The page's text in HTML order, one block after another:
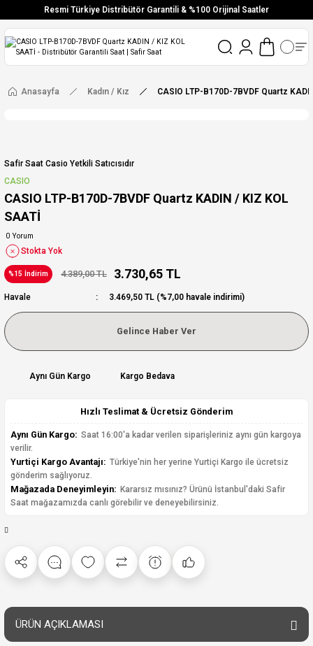
Resmi Türkiye Distribütör Garantili & %100 Orijinal Saatler
Vade Farksız 6 Taksit
Aynı Gün Stoktan Gönderim
Ücretsiz Kargo
Anasayfa Kadın / Kız CASIO LTP-B170D-7BVDF Quartz
Safir Saat Casio Yetkili Satıcısıdır
CASIO
CASIO LTP-B170D-7BVDF Quartz KADIN / KIZ KOL
SAATİ
0 Yorum
Stokta Yok
%15 İndirim 4.389,00 TL 3.730,65 TL
Havale 3.469,50 TL (%7,00 havale indirimi)
Gelince Haber Ver
Aynı Gün Kargo Kargo Bedava
Hızlı Teslimat & Ücretsiz Gönderim
Aynı Gün Kargo: Saat 16:00'a kadar verilen siparişleriniz aynı gün kargoya
verilir.
Yurtiçi Kargo Avantajı: Türkiye'nin her yerine Yurtiçi Kargo ile ücretsiz
gönderim sağlıyoruz.
Mağazada Deneyimleyin: Kararsız mısınız? Ürünü İstanbul'daki Safir
Saat mağazamızda canlı görebilir ve deneyebilirsiniz.
ÜRÜN AÇIKLAMASI